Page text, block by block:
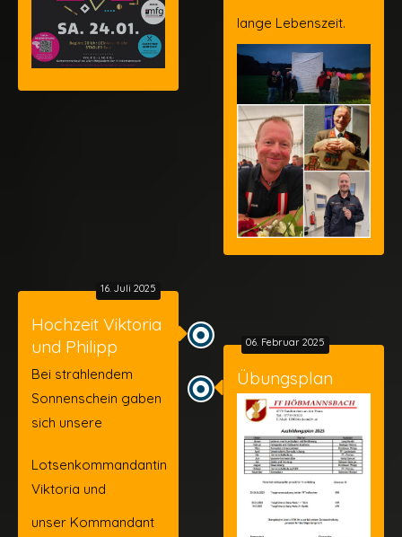
lange Lebenszeit.
16. Juli 2025
Hochzeit Viktoria
und Philipp
Bei strahlendem
Sonnenschein gaben
sich unsere
Lotsenkommandantin
Viktoria und
unser Kommandant
06. Februar 2025
Übungsplan